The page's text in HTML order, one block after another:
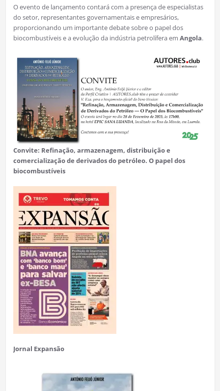
O evento de lançamento contará com a presença de especialistas
do setor, representantes governamentais e empresários,
proporcionando um importante debate sobre o papel dos
biocombustíveis e a evolução da indústria petrolífera em Angola.
Convite: Refinação, armazenagem, distribuição e
comercialização de derivados do petróleo. O papel dos
biocombustíveis
Jornal Expansão